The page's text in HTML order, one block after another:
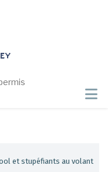
et stupéfiants au volant